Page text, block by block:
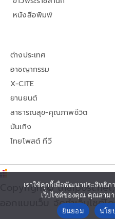
หนังสือพิมพ์
ต่างประเทศ
อาชญากรรม
X-CITE
ยานยนต์
สาธารณสุข-คุณภาพชีวิต
บันเทิง
ไทยโพสต์ ทีวี
Copyright©
ออกแบบเว็บ จัดทำเว็บไซต์
เราใช้คุกกี้เพื่อพัฒนาประสิทธิ
เว็บไซต์ของคุณ คุณสาม
ยินยอม
นโย